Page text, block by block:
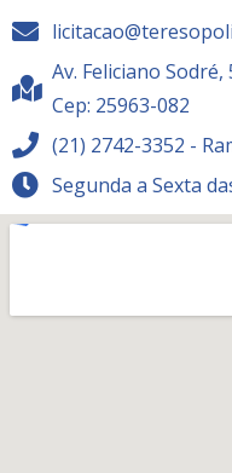
Av. Feliciano
Cep: 25963-082
(21) 2742-3352 -
Segunda a Sexta